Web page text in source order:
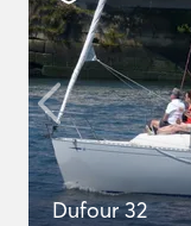
Dufour 32